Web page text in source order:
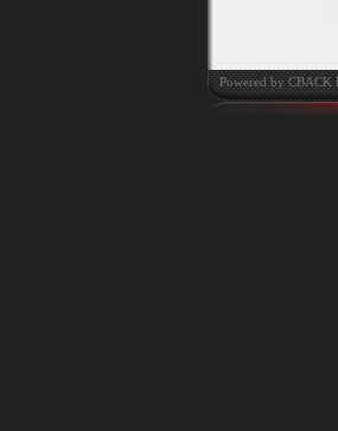
Powered by